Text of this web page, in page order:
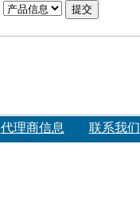
代理商信息 联系我们